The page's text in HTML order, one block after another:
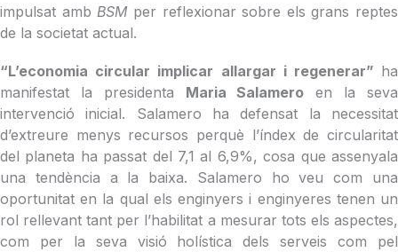
impulsat amb BSM per reflexionar sobre els grans reptes
de la societat actual.
“L’economia circular implicar allargar i regenerar” ha
manifestat la presidenta Maria Salamero en la seva
intervenció inicial. Salamero ha defensat la necessitat
d’extreure menys recursos perquè l’índex de circularitat
del planeta ha passat del 7,1 al 6,9%, cosa que assenyala
una tendència a la baixa. Salamero ho veu com una
oportunitat en la qual els enginyers i enginyeres tenen un
rol rellevant tant per l’habilitat a mesurar tots els aspectes,
com per la seva visió holística dels serveis com pel